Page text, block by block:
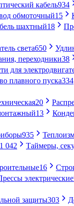
кабель934
обмоточный15
шахтный18
света650
переходники38
для
плавного пуска334
20
13
935
1 042 Таймеры,
16
электрические
защиты303